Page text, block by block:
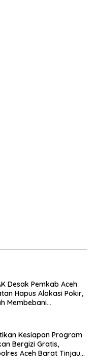
Desak Pemkab Aceh
Hapus Alokasi Pokir,
Membebani
Kesiapan Program
Bergizi Gratis,
Aceh Barat Tinjau